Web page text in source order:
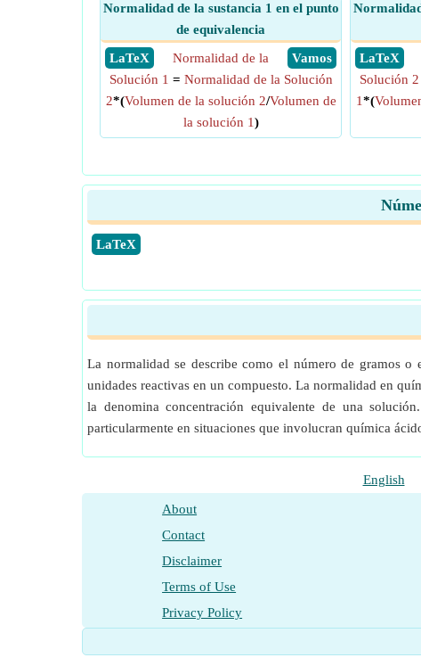
Normalidad de la sustancia 1 en el punto
de equivalencia
​ LaTeX
​ Vamos
Normalidad de la
Solución 1 = Normalidad de la Solución
2*(Volumen de la solución 2/Volumen de
la solución 1)
​ LaTeX
Solución 2
1*(
​LaTeX
La normalidad se describe como el número de gramos
unidades reactivas en un compuesto. La normalidad en
la denomina concentración equivalente de una
particularmente en situaciones que involucran química
English
About
Contact
Disclaimer
Terms of Use
Privacy Policy